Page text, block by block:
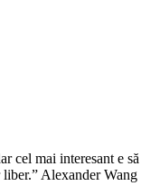
cel mai interesant e să
Alexander Wang